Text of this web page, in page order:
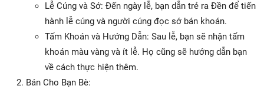
Lễ Cúng và Sớ: Đến ngày lễ, bạn dẫn trẻ ra Đền để tiến
hành lễ cúng và người cúng đọc sớ bán khoán.
Tấm Khoán và Hướng Dẫn: Sau lễ, bạn sẽ nhận tấm
khoán màu vàng và ít lễ. Họ cũng sẽ hướng dẫn bạn
về cách thực hiện thêm.
Bán Cho Bạn Bè: